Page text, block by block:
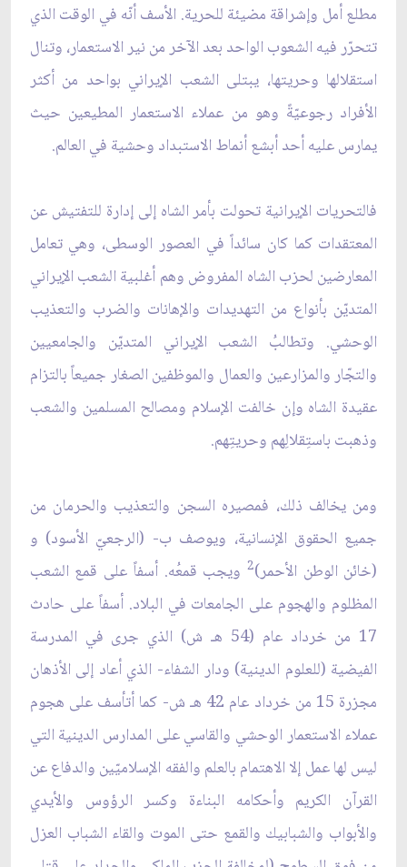
مطلع أمل وإشراقة مضيئة للحرية. الأسف أنّه في الوقت الذي
تتحرّر فيه الشعوب الواحد بعد الآخر من نير الاستعمار، وتنال
استقلالها وحريتها، يبتلى الشعب الإيراني بواحد من أكثر
الأفراد رجوعيّةً وهو من عملاء الاستعمار المطيعين حيث
يمارس عليه أحد أبشع أنماط الاستبداد وحشية في العالم.
فالتحريات الإيرانية تحولت بأمر الشاه إلى إدارة للتفتيش عن
المعتقدات كما كان سائداً في العصور الوسطى، وهي تعامل
المعارضين لحزب الشاه المفروض وهم أغلبية الشعب الإيراني
المتديّن بأنواع من التهديدات والإهانات والضرب والتعذيب
الوحشي. وتطالبُ الشعب الإيراني المتديّن والجامعيين
والتجّار والمزارعين والعمال والموظفين الصغار جميعاً بالتزام
عقيدة الشاه وإن خالفت الإسلام ومصالح المسلمين والشعب
وذهبت باستِقلالِهم وحريتِهم.
ومن يخالف ذلك، فمصيره السجن والتعذيب والحرمان من
جميع الحقوق الإنسانية، ويوصف ب- (الرجعيّ الأسود) و
(خائن الوطن الأحمر)2 ويجب قمعُه. أسفاً على قمع الشعب
المظلوم والهجوم على الجامعات في البلاد. أسفاً على حادث
17 من خرداد عام (54 هـ ش) الذي جرى في المدرسة
الفيضية (للعلوم الدينية) ودار الشفاء- الذي أعاد إلى الأذهان
مجزرة 15 من خرداد عام 42 ه
ـ ش- كما أتأسف على هجوم
عملاء الاستعمار الوحشي والقاسي على المدارس الدينية التي
ليس لها عمل إلا الاهتمام بالعلم والفقه الإسلاميّين والدفاع عن
القرآن الكريم وأحكامه البناءة وكسر الرؤوس والأيدي
والأبواب والشبابيك والقمع حتى الموت والقاء الشباب العزل